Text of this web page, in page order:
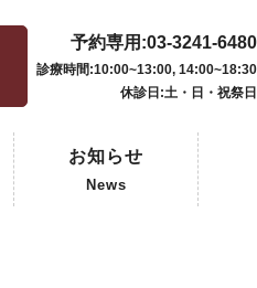
予約専用:03-3241-6480
診療時間:10:00~13:00, 14:00~18:30
休診日:土・日・祝祭日
お知らせ
News